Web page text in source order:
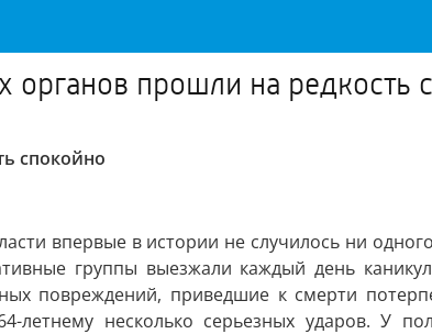
прошли на редкость
спокойно
впервые в истории не случилось ни
группы выезжали каждый день
повреждений, приведшие к смерти
несколько серьезных ударов. У